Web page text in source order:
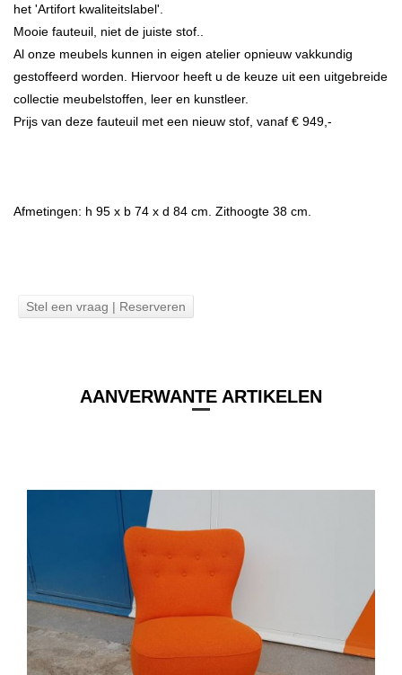
het 'Artifort kwaliteitslabel'.
Mooie fauteuil, niet de juiste stof..
Al onze meubels kunnen in eigen atelier opnieuw vakkundig
gestoffeerd worden. Hiervoor heeft u de keuze uit een uitgebreide
collectie meubelstoffen, leer en kunstleer.
Prijs van deze fauteuil met een nieuw stof, vanaf € 949,-
Afmetingen: h 95 x b 74 x d 84 cm. Zithoogte 38 cm.
Stel een vraag | Reserveren
AANVERWANTE ARTIKELEN